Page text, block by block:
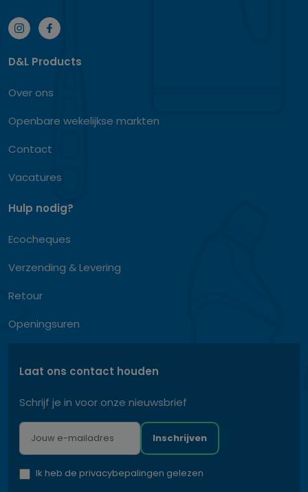
D&L Products
Over ons
Openbare wekelijkse markten
Contact
Vacatures
Hulp nodig?
Ecocheques
Verzending & Levering
Retour
Openingsuren
Laat ons contact houden
Schrijf je in voor onze nieuwsbrief
Inschrijven
Ik heb de privacybepalingen gelezen